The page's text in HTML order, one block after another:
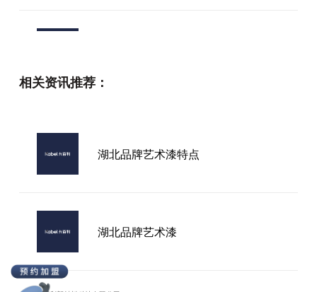
相关资讯推荐：
湖北品牌艺术漆特点
湖北品牌艺术漆